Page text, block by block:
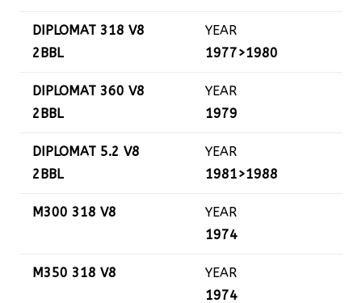
DIPLOMAT 318 V8
2BBL
YEAR
1977>1980
DIPLOMAT 360 V8
2BBL
YEAR
1979
DIPLOMAT 5.2 V8
2BBL
YEAR
1981>1988
M300 318 V8
YEAR
1974
M350 318 V8
YEAR
1974